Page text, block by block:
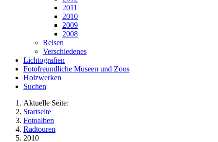
2011
2010
2009
2008
Reisen
Verschiedenes
Lichtografien
Fotofreundliche Museen und Zoos
Holzwerken
Suchen
Aktuelle Seite:
Startseite
Fotoalben
Radtouren
2010